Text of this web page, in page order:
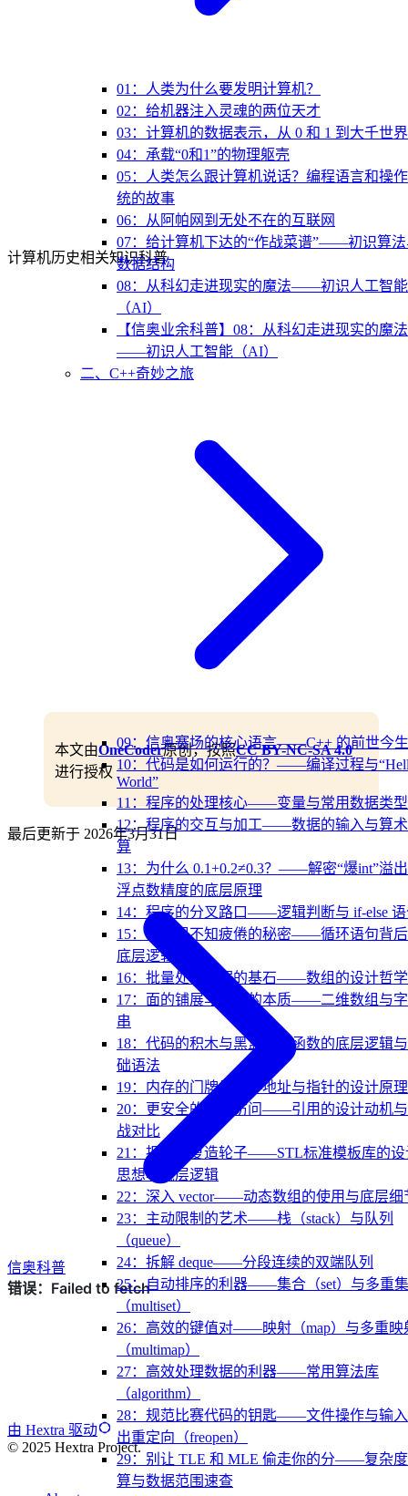
01：人类为什么要发明计算机？
02：给机器注入灵魂的两位天才
03：计算机的数据表示，从 0 和 1 到大千世界
04：承载“0和1”的物理躯壳
05：人类怎么跟计算机说话？编程语言和操
统的故事
06：从阿帕网到无处不在的互联网
07：给计算机下达的“作战菜谱”——初识算
数据结构
08：从科幻走进现实的魔法——初识人工智能
（AI）
【信奥业余科普】08：从科幻走进现实的魔法
——初识人工智能（AI）
二、C++奇妙之旅
09：信奥赛场的核心语言——C++ 的前世今生
10：代码是如何运行的？——编译过程与
World”
11：程序的处理核心——变量与常用数据类型
12：程序的交互与加工——数据的输入与算
算
13：为什么 0.1+0.2≠0.3？——解密“爆int”溢
浮点数精度的底层原理
14：程序的分叉路口——逻辑判断与 if-else
15：让机器不知疲倦的秘密——循环语句背
底层逻辑
16：批量处理数据的基石——数组的设计哲学
17：面的铺展与文本的本质——二维数组与
串
18：代码的积木与黑盒——函数的底层逻辑
础语法
19：内存的门牌号——地址与指针的设计原理
20：更安全的间接访问——引用的设计动机
战对比
21：拒绝重复造轮子——STL标准模板库的设
思想与底层逻辑
22：深入 vector——动态数组的使用与底层细
23：主动限制的艺术——栈（stack）与队列
（queue）
24：拆解 deque——分段连续的双端队列
25：自动排序的利器——集合（set）与多重
（multiset）
26：高效的键值对——映射（map）与多重映
（multimap）
27：高效处理数据的利器——常用算法库
（algorithm）
28：规范比赛代码的钥匙——文件操作与输
出重定向（freopen）
29：别让 TLE 和 MLE 偷走你的分——复杂
算与数据范围速查
计算机历史相关知识科普
本文由OneCoder原创，按照CC BY-NC-SA 4.0
进行授权
最后更新于 2026年3月31日
信奥科普
由 Hextra 驱动
© 2025 Hextra Project.